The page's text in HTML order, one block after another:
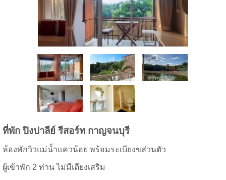
ที่พัก ปิงปาลีย์ รีสอร์ท กาญจนบุรี
ห้องพักวิวแม่น้ำแควน้อย พร้อมระเบียงขส่วนตัว
ผู้เข้าพัก 2 ท่าน ไม่มีเตียงเสริม